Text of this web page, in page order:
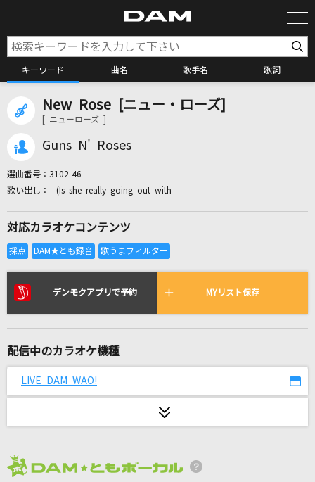
キーワード 曲名 歌手名 歌詞
カラオケ検索
全国りれき
リアルタイムで歌われている曲の一覧
[生音]悲しき口笛
Attitude
New Rose [ニュー・ローズ]
[ ニューローズ ]
Guns N' Roses
選曲番号： 3102-46
(Is she really going out with
対応カラオケコンテンツ
デンモクアプリで予約 MYリスト保存
配信中のカラオケ機種
LIVE DAM WAO!